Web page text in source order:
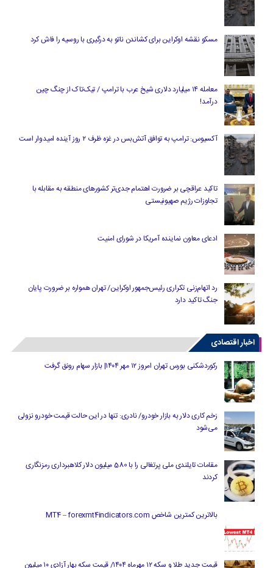
مسکو نقشه اوکراین برای کشاندن ناتو به درگیری با روسیه را فاش کرد
معامله ۱۴ میلیارد دلاری شیخ عرب با ترامپ / تیک‌تاک از چنگ چین
درآمد!
آکسیوس: ترامپ به توافق آتش‌بس در غزه ظرف ۲ روز آینده امیدوار است
تاکید عراقچی بر ضرورت اهتمام جدی‌تر کشورهای منطقه به مقابله با
تجاوزات رژیم صهیونیستی
ادعای معاون نماینده آمریکا در شورای امنیت
رد اتهام‌زنی تکراری رئیس‌جمهور اوکراین/ تهران همواره بر ضرورت پایان
جنگ تاکید دارد
اخبار اقتصادی
رکوردشکنی بورس تهران امروز ۱۲ مهر ۱۴۰۴| بازار سهام رونق گرفت
زخم کاری دلار به بازار خودرو/ نادری: تنها در این حالت قیمت خودرو نزولی
می‌شود
مقامات تایلندی ملی پرتغالی را با 580 میلیون دلار کلاهبرداری رمزنگاری
کردند
بالاترین کمترین شاخص MT4 – forexmt4indicators.com
قیمت جدید طلا و سکه ۱۲ مهرماه ۱۴۰۴/ قیمت سکه بهار آزادی ۱۰ میلیون